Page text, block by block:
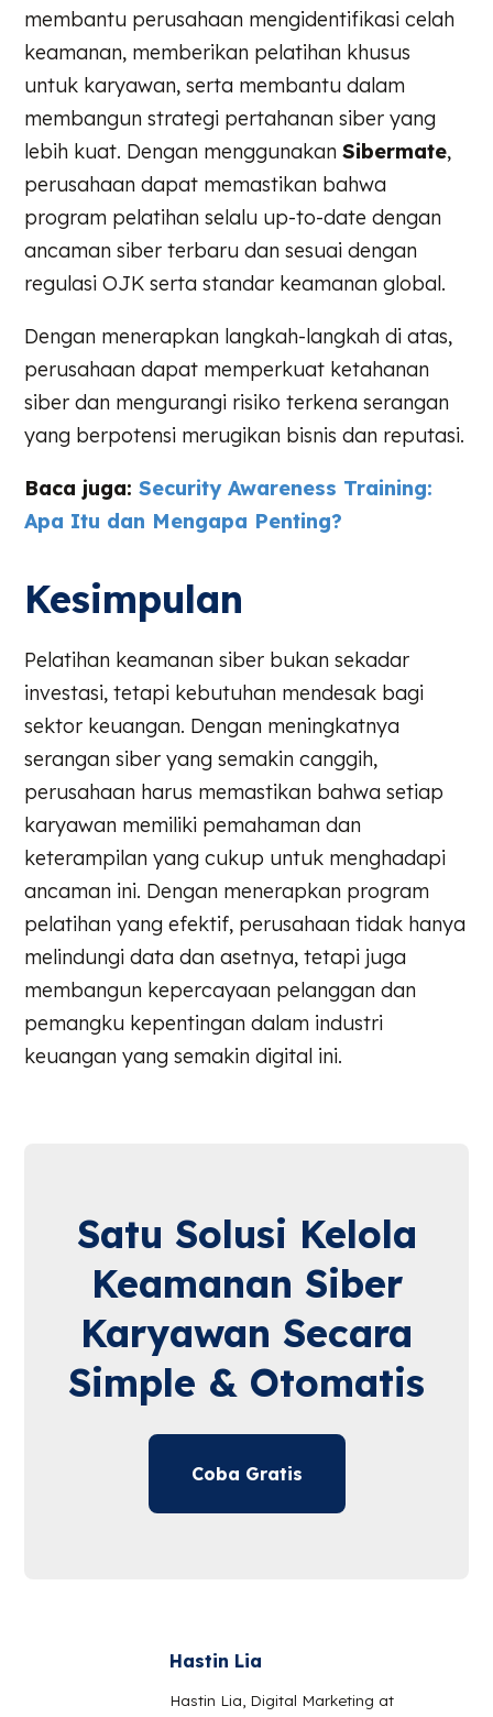
membantu perusahaan mengidentifikasi celah
keamanan, memberikan pelatihan khusus
untuk karyawan, serta membantu dalam
membangun strategi pertahanan siber yang
lebih kuat. Dengan menggunakanSibermate,
perusahaan dapat memastikan bahwa
program pelatihan selalu up-to-date dengan
ancaman siber terbaru dan sesuai dengan
regulasi OJK serta standar keamanan global.
Dengan menerapkan langkah-langkah di atas,
perusahaan dapat memperkuat ketahanan
siber dan mengurangi risiko terkena serangan
yang berpotensi merugikan bisnis dan reputasi.
Baca juga:Security Awareness Training:
Apa Itu dan Mengapa Penting?
Kesimpulan
Pelatihan keamanan siber bukan sekadar
investasi, tetapi kebutuhan mendesak bagi
sektor keuangan. Dengan meningkatnya
serangan siber yang semakin canggih,
perusahaan harus memastikan bahwa setiap
karyawan memiliki pemahaman dan
keterampilan yang cukup untuk menghadapi
ancaman ini. Dengan menerapkan program
pelatihan yang efektif, perusahaan tidak hanya
melindungi data dan asetnya, tetapi juga
membangun kepercayaan pelanggan dan
pemangku kepentingan dalam industri
keuangan yang semakin digital ini.
Satu Solusi Kelola
Keamanan Siber
Karyawan Secara
Simple & Otomatis
Coba Gratis
Hastin Lia
Hastin Lia, Digital Marketing at